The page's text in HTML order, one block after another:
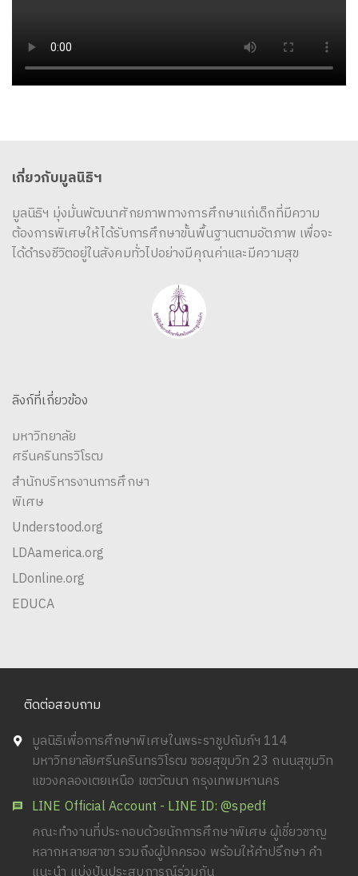
เกี่ยวกับมูลนิธิฯ
มูลนิธิฯ มุ่งมั่นพัฒนาศักยภาพทางการศึกษาแก่เด็กที่มีความ
ต้องการพิเศษให้ได้รับการศึกษาขั้นพื้นฐานตามอัตภาพ เพื่อจะ
ได้ดำรงชีวิตอยู่ในสังคมทั่วไปอย่างมีคุณค่าและมีความสุข
ลิงก์ที่เกี่ยวข้อง
มหาวิทยาลัย
ศรีนครินทรวิโรฒ
สำนักบริหารงานการศึกษา
พิเศษ
Understood.org
LDAamerica.org
LDonline.org
EDUCA
ติดต่อสอบถาม
มูลนิธิเพื่อการศึกษาพิเศษในพระราชูปถัมภ์ฯ 114
มหาวิทยาลัยศรีนครินทรวิโรฒ ซอยสุขุมวิท 23 ถนนสุขุมวิท
แขวงคลองเตยเหนือ เขตวัฒนา กรุงเทพมหานคร
LINE Official Account - LINE ID: @spedf
คณะทำงานที่ประกอบด้วยนักการศึกษาพิเศษ ผู้เชี่ยวชาญ
หลากหลายสาขา รวมถึงผู้ปกครอง พร้อมให้คำปรึกษา คำ